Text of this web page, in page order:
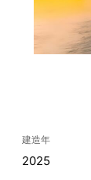
建造年
2025